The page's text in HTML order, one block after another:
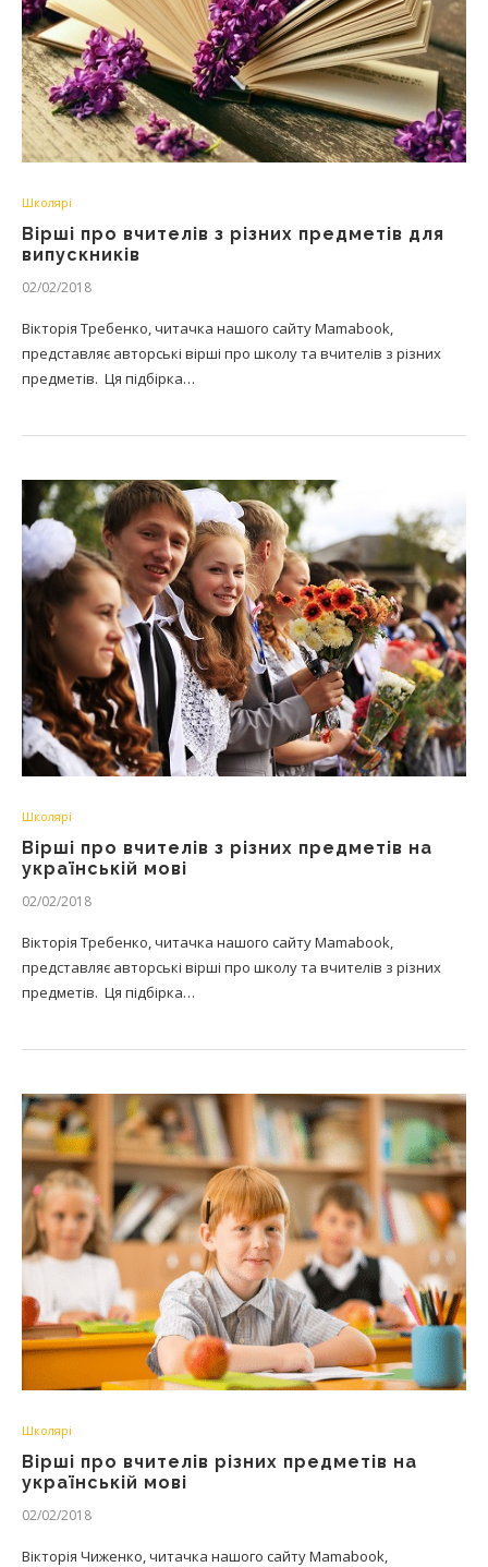
Школярі
Вірші про вчителів з різних предметів для
випускників
02/02/2018
Вікторія Требенко, читачка нашого сайту Mamabook,
представляє авторські вірші про школу та вчителів з різних
предметів. Ця підбірка…
Школярі
Вірші про вчителів з різних предметів на
українській мові
02/02/2018
Вікторія Требенко, читачка нашого сайту Mamabook,
представляє авторські вірші про школу та вчителів з різних
предметів. Ця підбірка…
Школярі
Вірші про вчителів різних предметів на
українській мові
02/02/2018
Вікторія Чиженко, читачка нашого сайту Mamabook,